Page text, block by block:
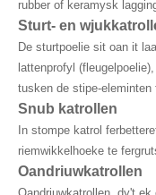
rubber of keramysk
Sturt- en
De sturtpoelie sit oan it
lattenprofyl
tusken de stipe-eleminten
Snub katrollen
In stompe katrol
riemwikkelhoeke te
Oandriuwkatrollen